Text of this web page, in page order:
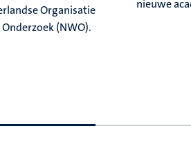
Organisatie
(NWO).
nieuwe